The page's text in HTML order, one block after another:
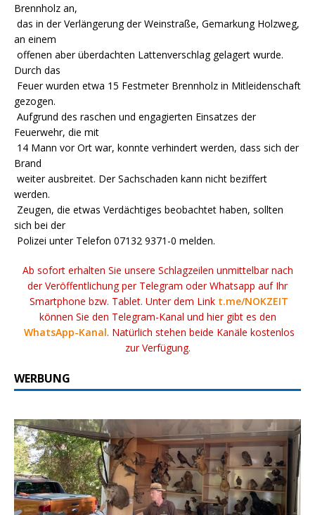
Brennholz an,
das in der Verlängerung der Weinstraße, Gemarkung Holzweg,
an einem
offenen aber überdachten Lattenverschlag gelagert wurde.
Durch das
Feuer wurden etwa 15 Festmeter Brennholz in Mitleidenschaft
gezogen.
Aufgrund des raschen und engagierten Einsatzes der
Feuerwehr, die mit
14 Mann vor Ort war, konnte verhindert werden, dass sich der
Brand
weiter ausbreitet. Der Sachschaden kann nicht beziffert
werden.
Zeugen, die etwas Verdächtiges beobachtet haben, sollten
sich bei der
Polizei unter Telefon 07132 9371-0 melden.
Ab sofort erhalten Sie unsere Schlagzeilen unmittelbar nach
der Veröffentlichung per Telegram oder Whatsapp auf Ihr
Smartphone bzw. Tablet. Unter dem Link t.me/NOKZEIT
können Sie den Telegram-Kanal und hier gibt es den
WhatsApp-Kanal. Natürlich stehen beide Kanäle kostenlos
zur Verfügung.
WERBUNG